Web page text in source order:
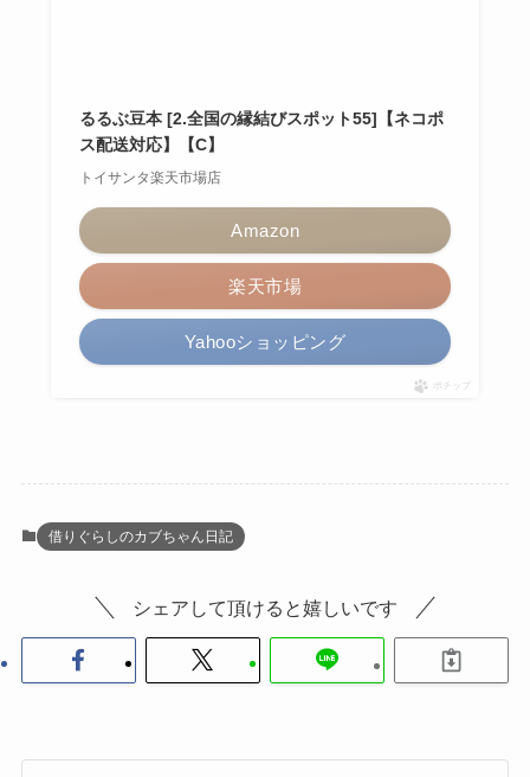
るるぶ豆本 [2.全国の縁結びスポット55]【ネコポ
ス配送対応】【C】
トイサンタ楽天市場店
Amazon
楽天市場
Yahooショッピング
ポチップ
借りぐらしのカブちゃん日記
シェアして頂けると嬉しいです